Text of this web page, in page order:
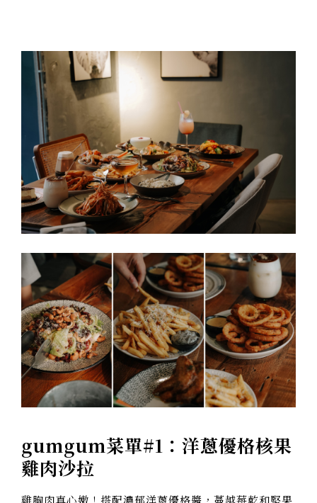
gumgum菜單#1：洋蔥優格核果
雞肉沙拉
雞胸肉真心嫩！搭配濃郁洋蔥優格醬，蔓越莓乾和堅果